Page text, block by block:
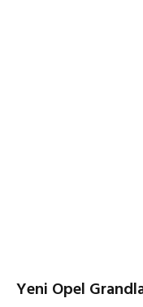
Yeni Opel